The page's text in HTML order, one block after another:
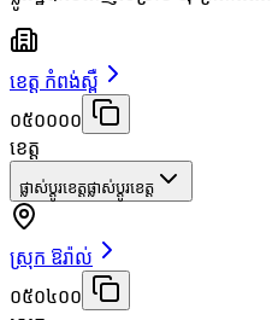
ខេត្ត កំពង់ស្ពឺ
០៥០០០០
ខេត្ត
ផ្លាស់ប្តូរខេត្តផ្លាស់ប្តូរខេត្ត
ស្រុក ឱរ៉ាល់
០៥០៤០០